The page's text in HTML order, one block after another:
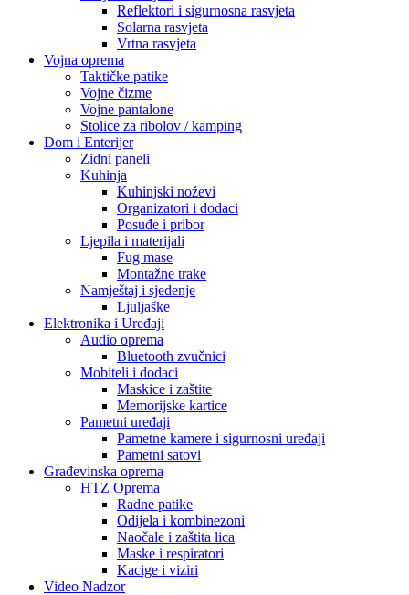
Reflektori i sigurnosna rasvjeta
Solarna rasvjeta
Vrtna rasvjeta
Vojna oprema
Taktičke patike
Vojne čizme
Vojne pantalone
Stolice za ribolov / kamping
Dom i Enterijer
Zidni paneli
Kuhinja
Kuhinjski noževi
Organizatori i dodaci
Posuđe i pribor
Ljepila i materijali
Fug mase
Montažne trake
Namještaj i sjedenje
Ljuljaške
Elektronika i Uređaji
Audio oprema
Bluetooth zvučnici
Mobiteli i dodaci
Maskice i zaštite
Memorijske kartice
Pametni uređaji
Pametne kamere i sigurnosni uređaji
Pametni satovi
Građevinska oprema
HTZ Oprema
Radne patike
Odijela i kombinezoni
Naočale i zaštita lica
Maske i respiratori
Kacige i viziri
Video Nadzor